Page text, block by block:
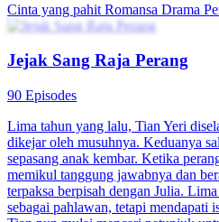
Cinta yang pahit Romansa Drama
Jejak Sang Raja Perang
90 Episodes
Lima tahun yang lalu, Tian Yeri
dikejar oleh musuhnya. Keduanya
sepasang anak kembar. Ketika
memikul tanggung jawabnya dan
terpaksa berpisah dengan Julia.
sebagai pahlawan, tetapi mendapati